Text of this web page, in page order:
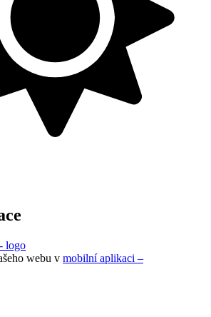
webu v mobilní aplikaci –